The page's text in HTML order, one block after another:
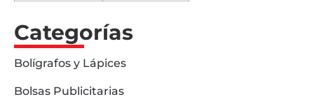
Categorías
Bolígrafos y Lápices
Bolsas Publicitarias